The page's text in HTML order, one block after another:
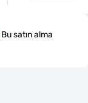
Bu satın alma